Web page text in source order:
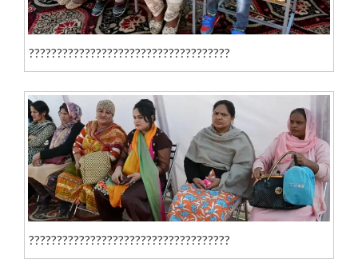
????????????????????????????????????
????????????????????????????????????